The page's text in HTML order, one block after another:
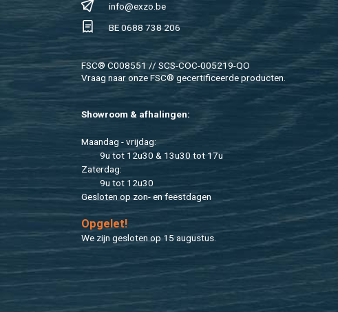
info@​exzo.​be
BE 0688 738 206
FSC® C008551 // SCS-COC-005219-QO
Vraag naar onze FSC® ge­cer­ti­fi­ceer­de pro­duc­ten.
Show­room & af­ha­lin­gen:
Maan­dag - vrij­dag:
9u tot 12u30 & 13u30 tot 17u
Za­ter­dag:
9u tot 12u30
Ge­slo­ten op zon- en feest­da­gen
Op­ge­let!
We zijn ge­slo­ten op 15 au­gus­tus.